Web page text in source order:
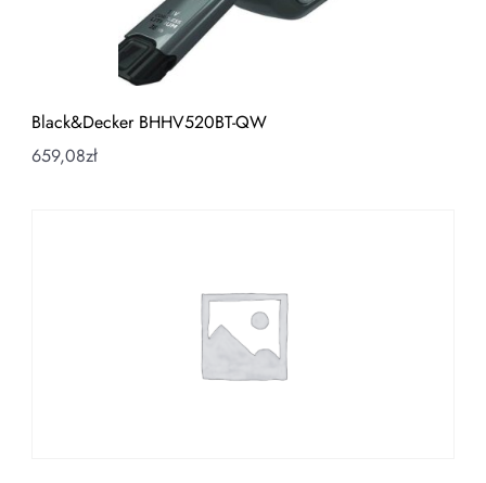
Black&Decker BHHV520BT-QW
659,08zł